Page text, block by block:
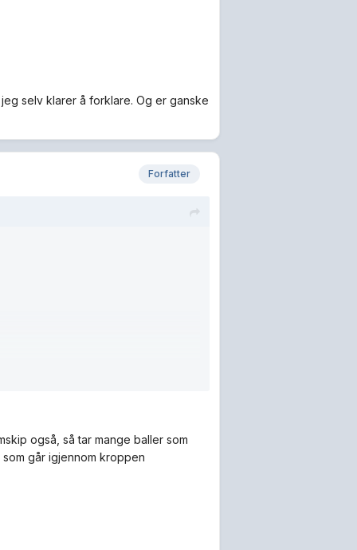
selv klarer å forklare. Og er ganske
Forfatter
også, så tar mange baller som
går igjennom kroppen